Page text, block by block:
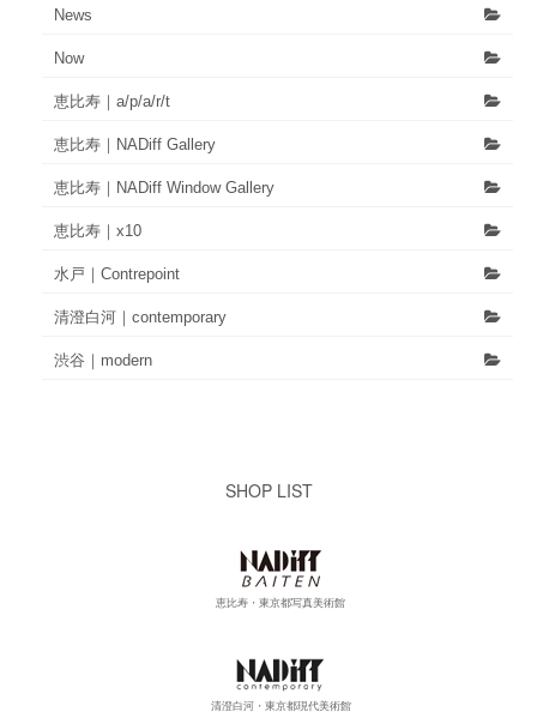
News
Now
恵比寿｜a/p/a/r/t
恵比寿｜NADiff Gallery
恵比寿｜NADiff Window Gallery
恵比寿｜x10
水戸｜Contrepoint
清澄白河｜contemporary
渋谷｜modern
SHOP LIST
恵比寿・東京都写真美術館
清澄白河・東京都現代美術館